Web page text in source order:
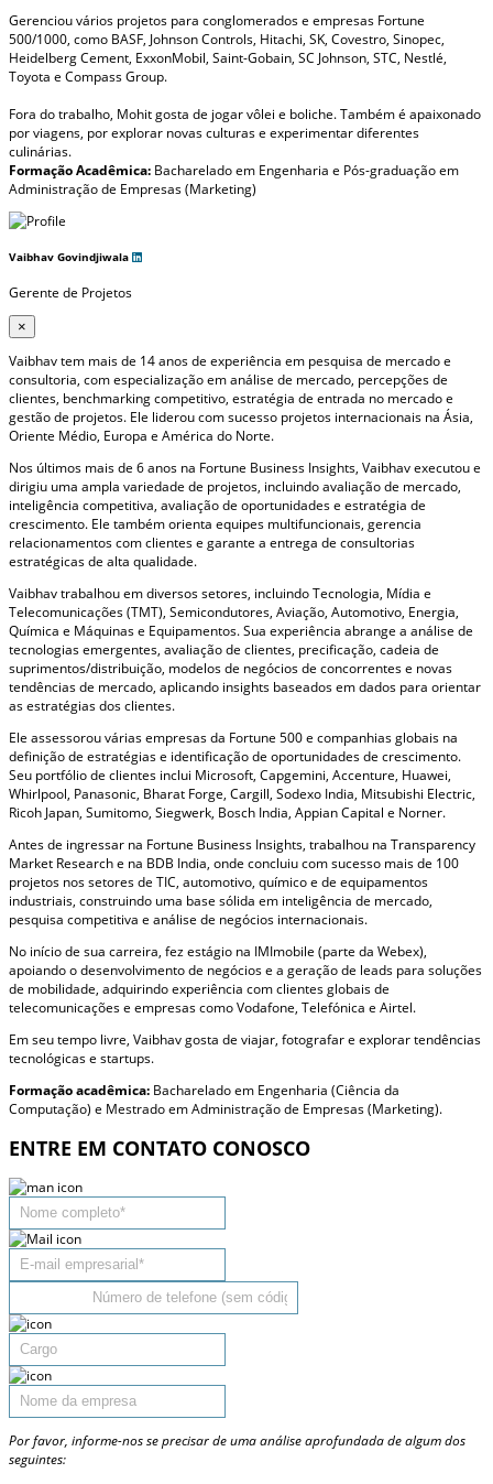
Gerenciou vários projetos para conglomerados e empresas Fortune
500/1000, como BASF, Johnson Controls, Hitachi, SK, Covestro, Sinopec,
Heidelberg Cement, ExxonMobil, Saint-Gobain, SC Johnson, STC, Nestlé,
Toyota e Compass Group.
Fora do trabalho, Mohit gosta de jogar vôlei e boliche. Também é apaixonado
por viagens, por explorar novas culturas e experimentar diferentes
culinárias.
Formação Acadêmica: Bacharelado em Engenharia e Pós-graduação em
Administração de Empresas (Marketing)
Vaibhav Govindjiwala
Gerente de Projetos
×
Vaibhav tem mais de 14 anos de experiência em pesquisa de mercado e
consultoria, com especialização em análise de mercado, percepções de
clientes, benchmarking competitivo, estratégia de entrada no mercado e
gestão de projetos. Ele liderou com sucesso projetos internacionais na Ásia,
Oriente Médio, Europa e América do Norte.
Nos últimos mais de 6 anos na Fortune Business Insights, Vaibhav executou e
dirigiu uma ampla variedade de projetos, incluindo avaliação de mercado,
inteligência competitiva, avaliação de oportunidades e estratégia de
crescimento. Ele também orienta equipes multifuncionais, gerencia
relacionamentos com clientes e garante a entrega de consultorias
estratégicas de alta qualidade.
Vaibhav trabalhou em diversos setores, incluindo Tecnologia, Mídia e
Telecomunicações (TMT), Semicondutores, Aviação, Automotivo, Energia,
Química e Máquinas e Equipamentos. Sua experiência abrange a análise de
tecnologias emergentes, avaliação de clientes, precificação, cadeia de
suprimentos/distribuição, modelos de negócios de concorrentes e novas
tendências de mercado, aplicando insights baseados em dados para orientar
as estratégias dos clientes.
Ele assessorou várias empresas da Fortune 500 e companhias globais na
definição de estratégias e identificação de oportunidades de crescimento.
Seu portfólio de clientes inclui Microsoft, Capgemini, Accenture, Huawei,
Whirlpool, Panasonic, Bharat Forge, Cargill, Sodexo India, Mitsubishi Electric,
Ricoh Japan, Sumitomo, Siegwerk, Bosch India, Appian Capital e Norner.
Antes de ingressar na Fortune Business Insights, trabalhou na Transparency
Market Research e na BDB India, onde concluiu com sucesso mais de 100
projetos nos setores de TIC, automotivo, químico e de equipamentos
industriais, construindo uma base sólida em inteligência de mercado,
pesquisa competitiva e análise de negócios internacionais.
No início de sua carreira, fez estágio na IMImobile (parte da Webex),
apoiando o desenvolvimento de negócios e a geração de leads para soluções
de mobilidade, adquirindo experiência com clientes globais de
telecomunicações e empresas como Vodafone, Telefónica e Airtel.
Em seu tempo livre, Vaibhav gosta de viajar, fotografar e explorar tendências
tecnológicas e startups.
Formação acadêmica: Bacharelado em Engenharia (Ciência da
Computação) e Mestrado em Administração de Empresas (Marketing).
ENTRE EM CONTATO CONOSCO
Por favor, informe-nos se precisar de uma análise aprofundada de algum dos
seguintes: